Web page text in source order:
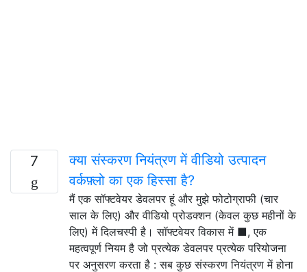
7
क्या संस्करण नियंत्रण में वीडियो उत्पादन
वर्कफ़्लो का एक हिस्सा है?
मैं एक सॉफ्टवेयर डेवलपर हूं और मुझे फोटोग्राफी (चार
साल के लिए) और वीडियो प्रोडक्शन (केवल कुछ महीनों के
लिए) में दिलचस्पी है। सॉफ्टवेयर विकास में ■, एक
महत्वपूर्ण नियम है जो प्रत्येक डेवलपर प्रत्येक परियोजना
पर अनुसरण करता है : सब कुछ संस्करण नियंत्रण में होना